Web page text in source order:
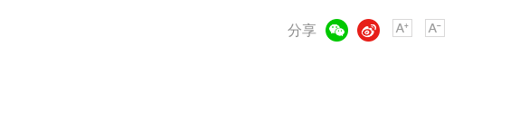
分享
微博